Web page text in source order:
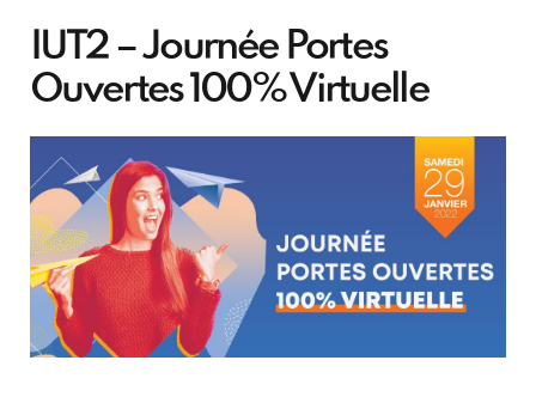
IUT2 – Journée Portes
Ouvertes 100% Virtuelle